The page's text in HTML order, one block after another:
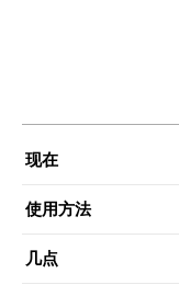
现在
使用方法
几点